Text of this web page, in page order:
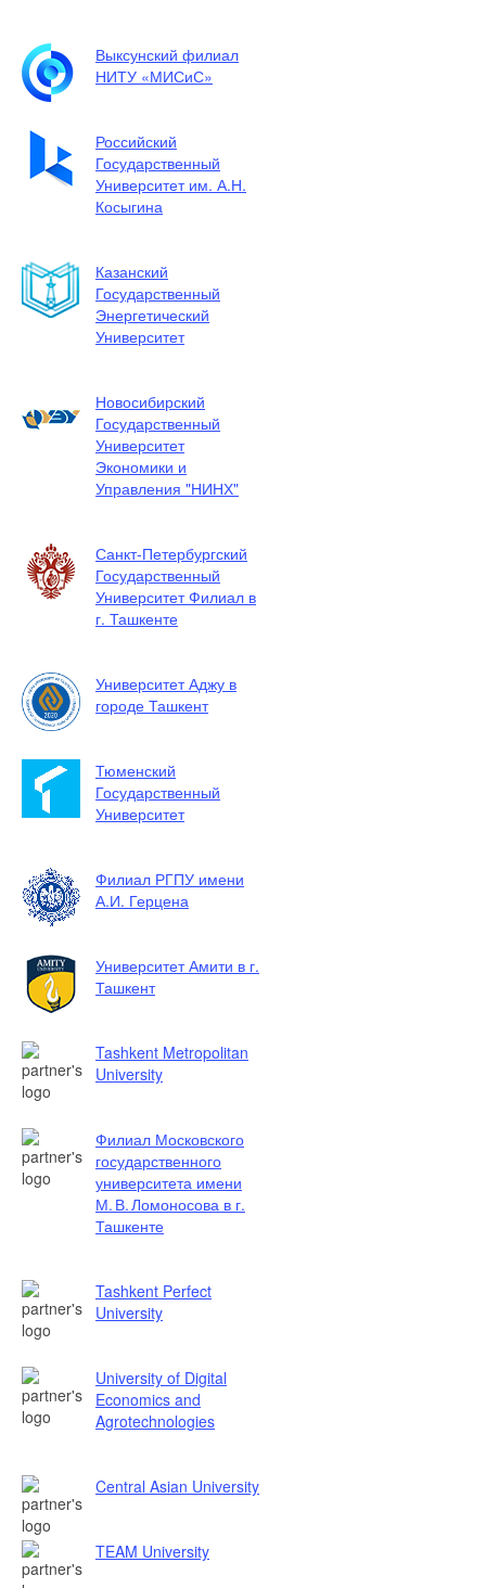
Выксунский филиал
НИТУ «МИСиС»
Российский
Государственный
Университет им. А.Н.
Косыгина
Казанский
Государственный
Энергетический
Университет
Новосибирский
Государственный
Университет
Экономики и
Управления "НИНХ"
Санкт-Петербургский
Государственный
Университет Филиал в
г. Ташкенте
Университет Аджу в
городе Ташкент
Тюменский
Государственный
Университет
Филиал РГПУ имени
А.И. Герцена
Университет Амити в г.
Ташкент
Tashkent Metropolitan
University
Филиал Московского
государственного
университета имени
М. В. Ломоносова в г.
Ташкенте
Tashkent Perfect
University
University of Digital
Economics and
Agrotechnologies
Central Asian University
TEAM University